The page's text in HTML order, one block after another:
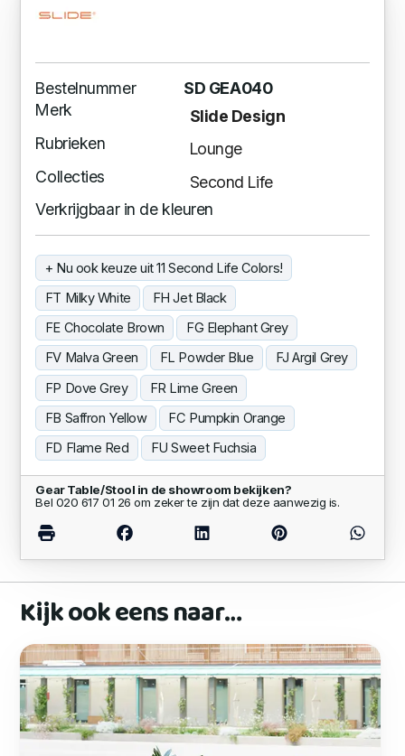
Bestelnummer
SD GEA040
Merk
Slide Design
Rubrieken
Lounge
Collecties
Second Life
Verkrijgbaar in de kleuren
+ Nu ook keuze uit 11 Second Life Colors!
FT Milky White
FH Jet Black
FE Chocolate Brown
FG Elephant Grey
FV Malva Green
FL Powder Blue
FJ Argil Grey
FP Dove Grey
FR Lime Green
FB Saffron Yellow
FC Pumpkin Orange
FD Flame Red
FU Sweet Fuchsia
Gear Table/Stool in de showroom bekijken?
Bel 020 617 01 26 om zeker te zijn dat deze aanwezig is.
Kijk ook eens naar…